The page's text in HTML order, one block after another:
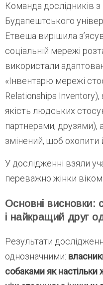
Команда дослідників з
Будапештського
Етвеша вирішила
соціальній мережі
використали
«Інвентарю мережі
Relationships
якість людських
партнерами, друзями),
змінений, щоб охопити
У дослідженні взяли
переважно жінки віком
Основні
і найкращий друг
Результати
однозначними:
собаками як настільки